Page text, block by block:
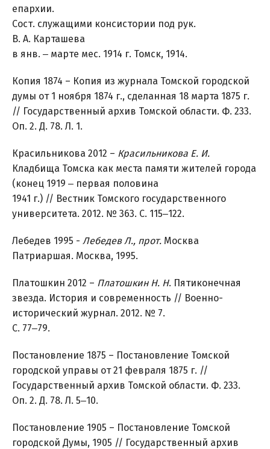
епархии.
Сост. служащими консистории под рук.
В. А. Карташева
в янв. ‒ марте мес. 1914 г. Томск, 1914.
Копия 1874 – Копия из журнала Томской городской
думы от 1 ноября 1874 г., сделанная 18 марта 1875 г.
// Государственный архив Томской области. Ф. 233.
Оп. 2. Д. 78. Л. 1.
Красильникова 2012 – Красильникова Е. И.
Кладбища Томска как места памяти жителей города
(конец 1919 ‒ первая половина
1941 г.) // Вестник Томского государственного
университета. 2012. № 363. С. 115‒122.
Лебедев 1995 - Лебедев Л., прот. Москва
Патриаршая. Москва, 1995.
Платошкин 2012 – Платошкин Н. Н. Пятиконечная
звезда. История и современность // Военно-
исторический журнал. 2012. № 7.
С. 77‒79.
Постановление 1875 – Постановление Томской
городской управы от 21 февраля 1875 г. //
Государственный архив Томской области. Ф. 233.
Оп. 2. Д. 78. Л. 5‒10.
Постановление 1905 – Постановление Томской
городской Думы, 1905 // Государственный архив